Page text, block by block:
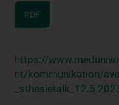
PDF
https://
nt/kommunikation/